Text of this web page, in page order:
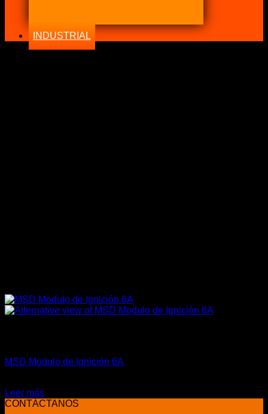
INDUSTRIAL
MSD Modulo de Ignición 6A
original
Leer más
CONTÁCTANOS